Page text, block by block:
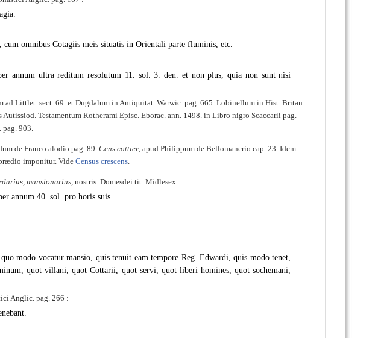
cum omnibus Cotagiis meis situatis in Orientali parte fluminis, etc.
annum ultra reditum resolutum 11. sol. 3. den. et non plus, quia non sunt nisi
ad Littlet. sect. 69. et Dugdalum in Antiquitat. Warwic. pag. 665. Lobinellum in Hist. Britan.
Testamentum Rotherami Episc. Eborac. ann. 1498. in Libro nigro Scaccarii pag.
pag. 903.
de Franco alodio pag. 89. Cens cottier, apud Philippum de Bellomanerio cap. 23. Idem
imponitur. Vide Census crescens.
mansionarius, nostris. Domesdei tit. Midlesex. :
annum 40. sol. pro horis suis.
modo vocatur mansio, quis tenuit eam tempore Reg. Edwardi, quis modo tenet,
quot villani, quot Cottarii, quot servi, quot liberi homines, quot sochemani,
Anglic. pag. 266 :